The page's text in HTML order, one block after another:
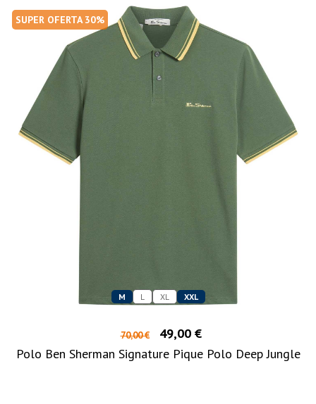
SUPER OFERTA 30%
M L XL XXL
70,00 €
49,00 €
Polo Ben Sherman Signature Pique Polo Deep Jungle